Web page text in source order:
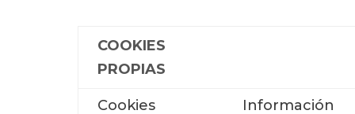
COOKIES
PROPIAS
Cookies Información